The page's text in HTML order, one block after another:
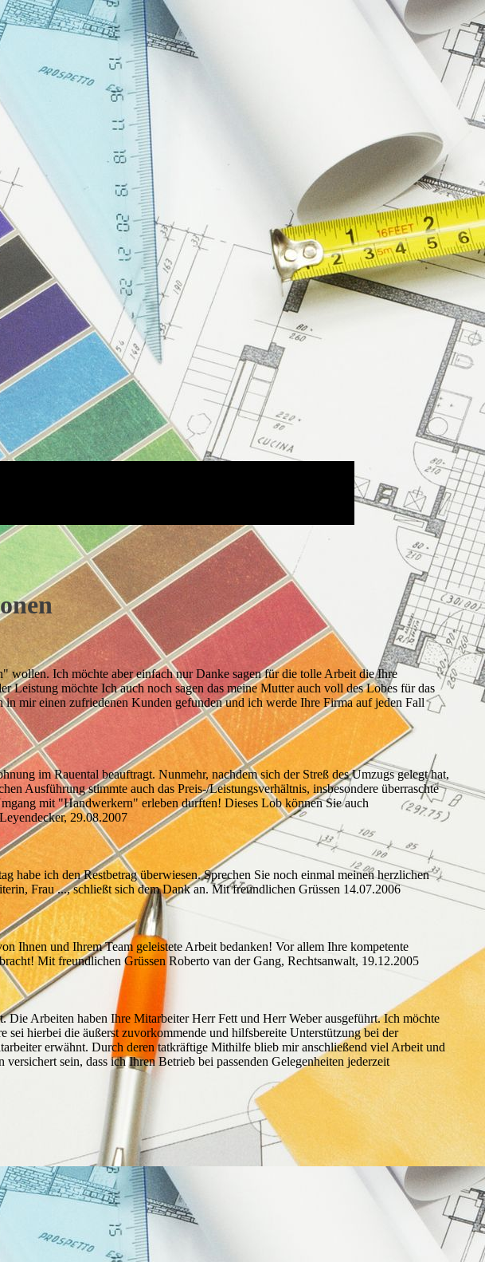
wollen. Ich möchte aber einfach nur Danke sagen für die tolle Arbeit die Ihre
möchte Ich auch noch sagen das meine Mutter auch voll des Lobes für das
mir einen zufriedenen Kunden gefunden und ich werde Ihre Firma auf jeden Fall
im Rauental beauftragt. Nunmehr, nachdem sich der Streß des Umzugs gelegt hat,
Ausführung stimmte auch das Preis-/Leistungsverhältnis, insbesondere überraschte
mit "Handwerkern" erleben durften! Dieses Lob können Sie auch
29.08.2007
ich den Restbetrag überwiesen. Sprechen Sie noch einmal meinen herzlichen
Frau ..., schließt sich dem Dank an. Mit freundlichen Grüssen 14.07.2006
Ihnen und Ihrem Team geleistete Arbeit bedanken! Vor allem Ihre kompetente
Mit freundlichen Grüssen Roberto van der Gang, Rechtsanwalt, 19.12.2005
Arbeiten haben Ihre Mitarbeiter Herr Fett und Herr Weber ausgeführt. Ich möchte
hierbei die äußerst zuvorkommende und hilfsbereite Unterstützung bei der
erwähnt. Durch deren tatkräftige Mithilfe blieb mir anschließend viel Arbeit und
sein, dass ich Ihren Betrieb bei passenden Gelegenheiten jederzeit